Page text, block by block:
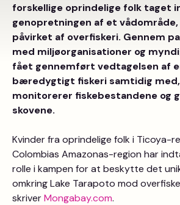
forskellige oprindelige folk taget
genopretningen af et
påvirket af overfiskeri. Gennem
med miljøorganisationer og
fået gennemført vedtagelsen af
bæredygtigt fiskeri samtidig
monitorerer fiskebestandene og
skovene.
Kvinder fra oprindelige folk i Ticoya-
Colombias Amazonas-region har
rolle i kampen for at beskytte det
omkring Lake Tarapoto mod
skriverMongabay.com.